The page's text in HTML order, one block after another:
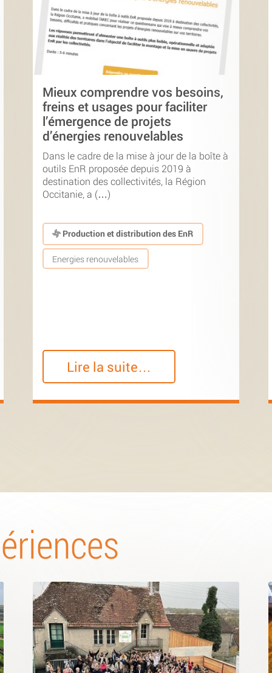
Mieux comprendre vos besoins,
freins et usages pour faciliter
l’émergence de projets
d’énergies renouvelables
Dans le cadre de la mise à jour de la boîte à
outils EnR proposée depuis 2019 à
destination des collectivités, la Région
Occitanie, a (…)
Production et distribution des EnR
Energies renouvelables
Lire la suite…